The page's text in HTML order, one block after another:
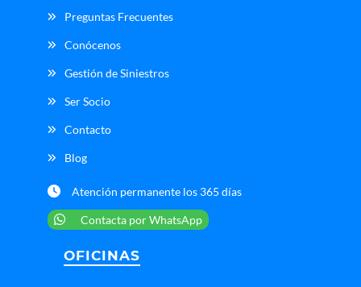
Preguntas Frecuentes
Conócenos
Gestión de Siniestros
Ser Socio
Contacto
Blog
Atención permanente los 365 días
Contacta por WhatsApp
OFICINAS